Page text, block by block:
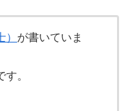
が書いていま
。